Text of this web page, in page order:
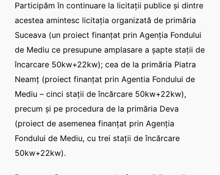
Participăm în continuare la licitaţii publice şi dintre
acestea amintesc licitaţia organizată de primăria
Suceava (un proiect finanţat prin Agenţia Fondului
de Mediu ce presupune amplasare a şapte staţii de
încarcare 50kw+22kw); cea de la primăria Piatra
Neamţ (proiect finanţat prin Agentia Fondului de
Mediu – cinci staţii de încărcare 50kw+22kw),
precum şi pe procedura de la primăria Deva
(proiect de asemenea finanţat prin Agenţia
Fondului de Mediu, cu trei staţii de încărcare
50kw+22kw).